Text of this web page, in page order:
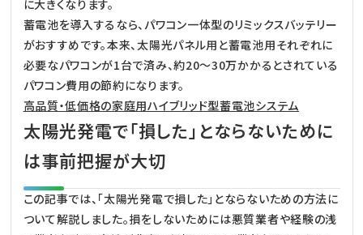
に大きくなります。
蓄電池を導入するなら、パワコン一体型のリミックスバッテリー
がおすすめです。本来、太陽光パネル用と蓄電池用それぞれに
必要なパワコンが1台で済み、約20～30万かかるとされている
パワコン費用の節約になります。
高品質・低価格の家庭用ハイブリッド型蓄電池システム
太陽光発電で「損した」とならないために
は事前把握が大切
この記事では、「太陽光発電で損した」とならないための方法に
ついて解説しました。損をしないためには悪質業者や経験の浅